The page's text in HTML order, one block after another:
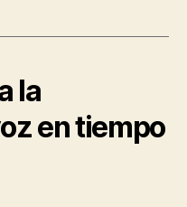
la
en tiempo